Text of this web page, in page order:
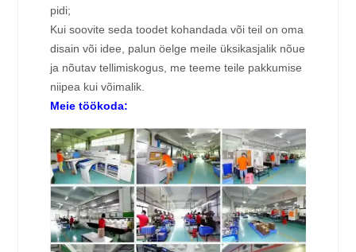
pidi;
Kui soovite seda toodet kohandada või teil on oma
disain või idee, palun öelge meile üksikasjalik nõue
ja nõutav tellimiskogus, me teeme teile pakkumise
niipea kui võimalik.
Meie töökoda: